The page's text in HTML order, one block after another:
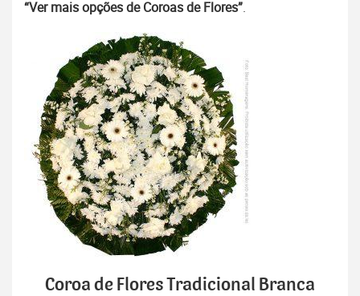
“Ver mais opções de Coroas de Flores”.
Coroa de Flores Tradicional Branca